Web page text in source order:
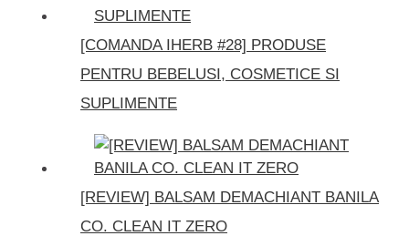
[COMANDA IHERB #28] PRODUSE
PENTRU BEBELUSI, COSMETICE SI
SUPLIMENTE
[REVIEW] BALSAM DEMACHIANT BANILA
CO. CLEAN IT ZERO